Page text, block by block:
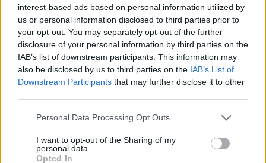
interest-based ads based on personal information utilized by
us or personal information disclosed to third parties prior to
your opt-out. You may separately opt-out of the further
disclosure of your personal information by third parties on the
IAB’s list of downstream participants. This information may
also be disclosed by us to third parties on the IAB’s List of
Downstream Participants that may further disclose it to other
Personal Data Processing Opt Outs
I want to opt-out of the Sharing of my
personal data.
Opted In
inexpliquées de l’univers. Les gémeaux
comprennent et analysent bien les gens. Vous
pouvez être sûr que TOUS vos amis Gémeaux vous
ont étudié de près depuis le début.
5 signes du zodiaque qui pourraient
enfin trouver le grand amour cette année